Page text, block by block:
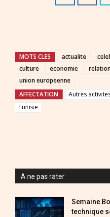
MOTS CLES actualite
culture
economie
union europeenne
AFFECTATION
Autres
Tunisie
A ne pas rater
Semaine
technique